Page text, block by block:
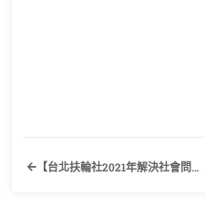
【台北扶輪社2021年解決社會問題英語演講比賽】歡迎有興趣的同學踴躍報名參加！